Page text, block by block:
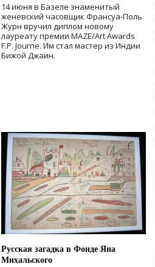
14 июня в Базеле знаменитый
женевский часовщик Франсуа-Поль
Журн вручил диплом новому
лауреату премии MAZE/Art Awards
F.P. Journe. Им стал мастер из Индии
Бижой Джаин.
Русская загадка в Фонде Яна
Михальского